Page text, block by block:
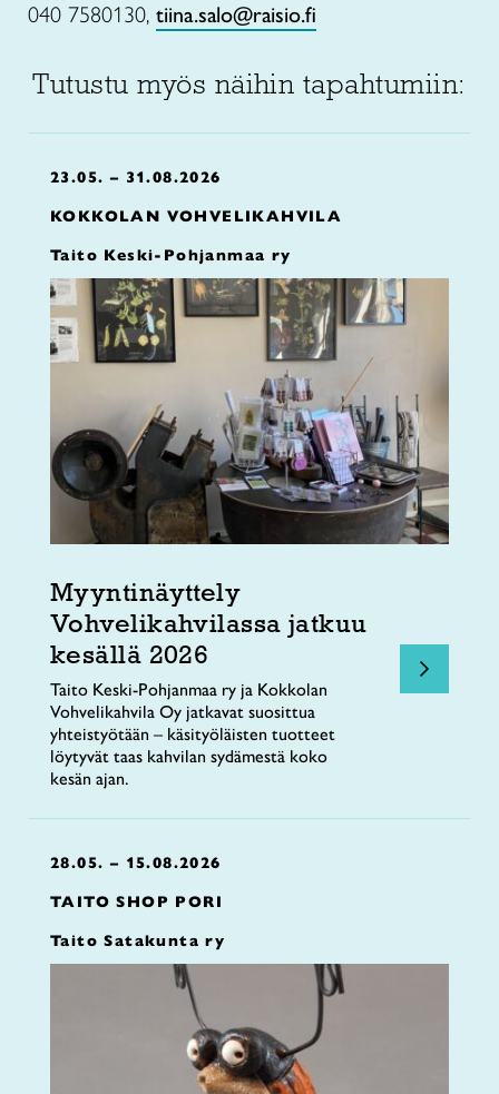
040 7580130, tiina.salo@raisio.fi
Tutustu myös näihin tapahtumiin:
23.05. – 31.08.2026
KOKKOLAN VOHVELIKAHVILA
Taito Keski-Pohjanmaa ry
Myyntinäyttely
Vohvelikahvilassa jatkuu
kesällä 2026
Taito Keski-Pohjanmaa ry ja Kokkolan
Vohvelikahvila Oy jatkavat suosittua
yhteistyötään – käsityöläisten tuotteet
löytyvät taas kahvilan sydämestä koko
kesän ajan.
28.05. – 15.08.2026
TAITO SHOP PORI
Taito Satakunta ry